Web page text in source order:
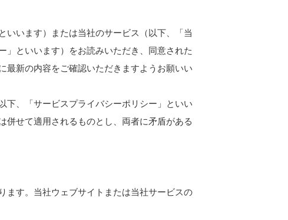
いいます）または当社のサービス（以下、「当
」といいます）をお読みいただき、同意された
最新の内容をご確認いただきますようお願いい
下、「サービスプライバシーポリシー」といい
併せて適用されるものとし、両者に矛盾がある
ます。当社ウェブサイトまたは当社サービスの